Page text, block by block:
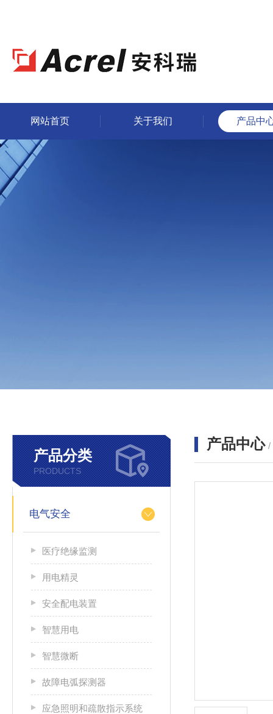
网站首页 关于我们 产品中
产品分类
PRODUCTS
电气安全
医疗绝缘监测
用电精灵
安全配电装置
智慧用电
智慧微断
故障电弧探测器
应急照明和疏散指示系统
产品中心 /